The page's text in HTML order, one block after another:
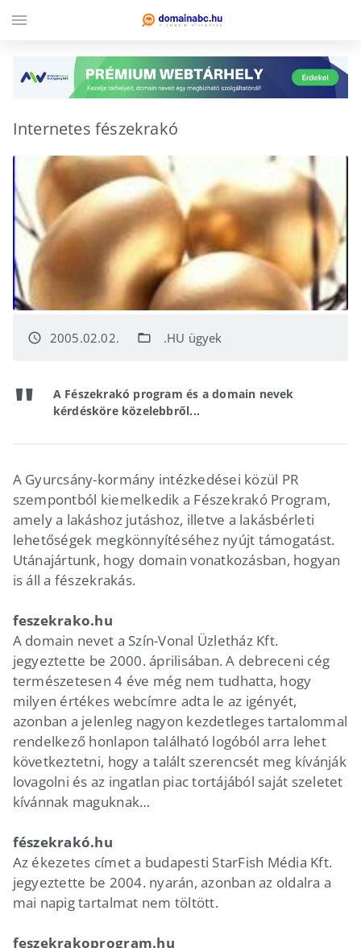
Internetes fészekrakó
access_time 2005.02.02. folder_open .HU ügyek
A Fészekrakó program és a domain nevek
kérdésköre közelebbről...
A Gyurcsány-kormány intézkedései közül PR
szempontból kiemelkedik a Fészekrakó Program,
amely a lakáshoz jutáshoz, illetve a lakásbérleti
lehetőségek megkönnyítéséhez nyújt támogatást.
Utánajártunk, hogy domain vonatkozásban, hogyan
is áll a fészekrakás.
feszekrako.hu
A domain nevet a Szín-Vonal Üzletház Kft.
jegyeztette be 2000. áprilisában. A debreceni cég
természetesen 4 éve még nem tudhatta, hogy
milyen értékes webcímre adta le az igényét,
azonban a jelenleg nagyon kezdetleges tartalommal
rendelkező honlapon található logóból arra lehet
következtetni, hogy a talált szerencsét meg kívánják
lovagolni és az ingatlan piac tortájából saját szeletet
kívánnak maguknak…
fészekrakó.hu
Az ékezetes címet a budapesti StarFish Média Kft.
jegyeztette be 2004. nyarán, azonban az oldalra a
mai napig tartalmat nem töltött.
feszekrakoprogram.hu
menu